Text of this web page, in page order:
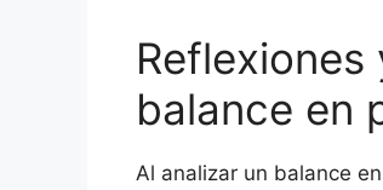
balance en
Al analizar un balance